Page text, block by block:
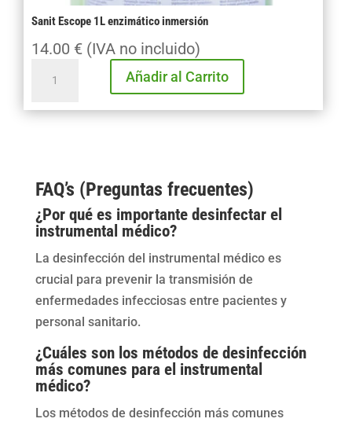
Sanit Escope 1L enzimático inmersión
14.00 € (IVA no incluido)
Escope
1L
Añadir al Carrito
FAQ’s (Preguntas frecuentes)
¿Por qué es importante desinfectar el
instrumental médico?
La desinfección del instrumental médico es
crucial para prevenir la transmisión de
enfermedades infecciosas entre pacientes y
personal sanitario.
¿Cuáles son los métodos de desinfección
más comunes para el instrumental
médico?
Los métodos de desinfección más comunes